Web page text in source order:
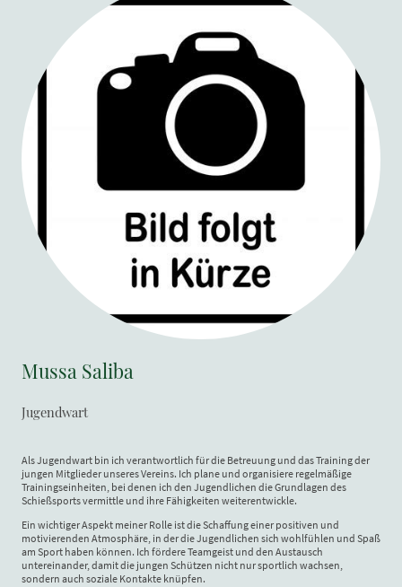
Mussa Saliba
Jugendwart
Als Jugendwart bin ich verantwortlich für die Betreuung und das Training der
jungen Mitglieder unseres Vereins. Ich plane und organisiere regelmäßige
Trainingseinheiten, bei denen ich den Jugendlichen die Grundlagen des
Schießsports vermittle und ihre Fähigkeiten weiterentwickle.
Ein wichtiger Aspekt meiner Rolle ist die Schaffung einer positiven und
motivierenden Atmosphäre, in der die Jugendlichen sich wohlfühlen und Spaß
am Sport haben können. Ich fördere Teamgeist und den Austausch
untereinander, damit die jungen Schützen nicht nur sportlich wachsen,
sondern auch soziale Kontakte knüpfen.